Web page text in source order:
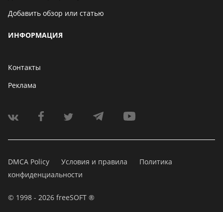
Добавить обзор или статью
ИНФОРМАЦИЯ
Контакты
Реклама
DMCA Policy Условия и правила
Политика
конфиденциальности
© 1998 - 2026 freeSOFT ®